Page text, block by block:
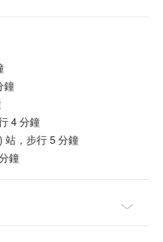
鐘
4 分鐘
站，步行 5 分鐘
鐘